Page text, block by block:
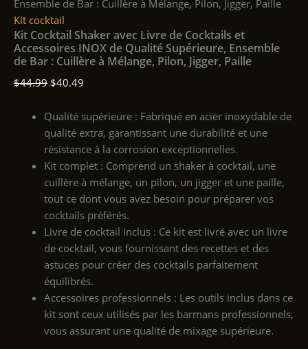
Ensemble de Bar : Cuillère à Mélange, Pilon, Jigger, Paille
Kit cocktail
Kit Cocktail Shaker avec Livre de Cocktails et
Accessoires INOX de Qualité Supérieure, Ensemble
de Bar : Cuillère à Mélange, Pilon, Jigger, Paille
$44.99 Le
initial
était :
$44.99.
$40.49
actuel
est :
$40.49.
Qualité supérieure : Fabriqué en acier inoxydable de
qualité extra, garantissant une durabilité et une
résistance à la corrosion exceptionnelles.
Kit complet : Comprend un shaker à cocktail, une
cuillère à mélange, un pilon, un jigger et une paille,
tout ce dont vous avez besoin pour préparer vos
cocktails préférés.
Livre de cocktail inclus : Ce kit est livré avec un livre
de cocktail, vous fournissant des recettes et des
astuces pour créer des cocktails parfaitement
équilibrés.
Accessoires professionnels : Les outils inclus dans ce
kit sont ceux utilisés par les barmans professionnels,
vous assurant une qualité de mixage supérieure.